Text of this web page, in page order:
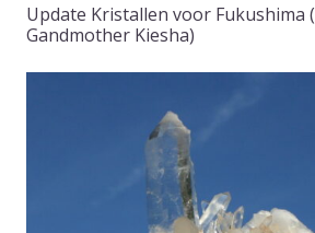
Update Kristallen voor Fukushima
Gandmother Kiesha)